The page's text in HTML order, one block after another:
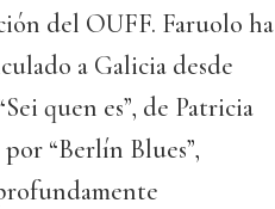
del OUFF. Faruolo ha
a Galicia desde
quen es”, de Patricia
“Berlín Blues”,